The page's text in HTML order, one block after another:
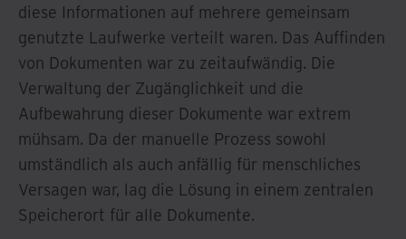
diese Informationen auf mehrere gemeinsam
genutzte Laufwerke verteilt waren. Das Auffinden
von Dokumenten war zu zeitaufwändig. Die
Verwaltung der Zugänglichkeit und die
Aufbewahrung dieser Dokumente war extrem
mühsam. Da der manuelle Prozess sowohl
umständlich als auch anfällig für menschliches
Versagen war, lag die Lösung in einem zentralen
Speicherort für alle Dokumente.